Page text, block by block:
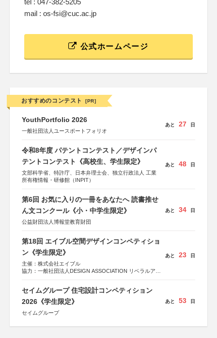
tel : 047-382-5205
mail : os-fsi@cuc.ac.jp
公式ホームページ
おすすめのコンテスト [PR]
YouthPortfolio 2026
一般社団法人ユースポートフォリオ
あと 27 日
令和8年度 パテントコンテスト／デザインパ
テントコンテスト《高校生、学生限定》
文部科学省、特許庁、日本弁理士会、独立行政法人 工業
所有権情報・研修館（INPIT）
あと 48 日
第6回 お気に入りの一冊をあなたへ 読書推せ
ん文コンクール《小・中学生限定》
公益財団法人博報堂教育財団
あと 34 日
第18回 エイブル空間デザインコンペティショ
ン《学生限定》
主催：株式会社エイブル
協力：一般社団法人DESIGN ASSOCIATION リベラルアー
運営：TOKYO COMPANY株式会社
あと 23 日
セイムグループ 住宅設計コンペティション
2026《学生限定》
セイムグループ
あと 53 日